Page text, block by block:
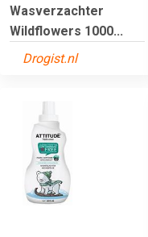
Wasverzachter
Wildflowers 1000...
Drogist.nl